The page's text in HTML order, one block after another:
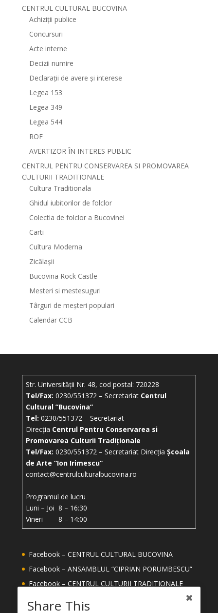
CENTRUL CULTURAL BUCOVINA
Achiziții publice
Concursuri
Acte interne
Decizii numire
Declarații de avere și interese
Legea 153
Legea 349
Legea 544
ROF
AVERTIZOR ÎN INTERES PUBLIC
CENTRUL PENTRU CONSERVAREA SI PROMOVAREA
CULTURII TRADITIONALE
Cultura Traditionala
Ghidul iubitorilor de folclor
Colectia de folclor a Bucovinei
Carti
Cultura Moderna
Zicălașii
Bucovina Rock Castle
Mesteri si mestesuguri
Târguri de meșteri populari
Calendar CCB
Str. Universității Nr. 48, cod postal: 720228
Tel/Fax: 0230/551372 – Secretariat Centrul
Cultural ”Bucovina”
Tel: 0230/551372 – Secretariat
Direcția Centrul Pentru Conservarea si
Promovarea Culturii Tradiționale
Tel/Fax: 0230/551372 – Secretariat Direcția Școala
de Arte “Ion Irimescu”
contact@centrulculturalbucovina.ro
Programul de lucru
Luni – Joi 8 – 16:30
Vineri 8 – 14:00
Facebook – CENTRUL CULTURAL BUCOVINA
Facebook – ANSAMBLUL “CIPRIAN PORUMBESCU”
Facebook – CENTRUL CULTURII TRADITIONALE
SUCEAVA
Share This